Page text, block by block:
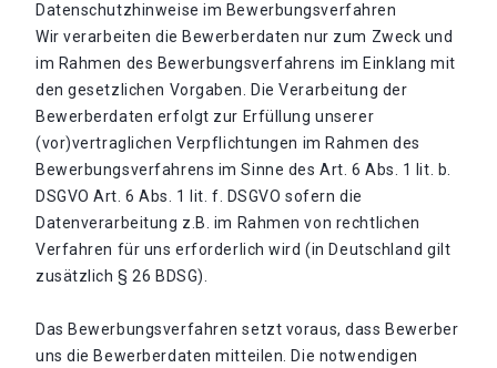
Datenschutzhinweise im Bewerbungsverfahren
Wir verarbeiten die Bewerberdaten nur zum Zweck und
im Rahmen des Bewerbungsverfahrens im Einklang mit
den gesetzlichen Vorgaben. Die Verarbeitung der
Bewerberdaten erfolgt zur Erfüllung unserer
(vor)vertraglichen Verpflichtungen im Rahmen des
Bewerbungsverfahrens im Sinne des Art. 6 Abs. 1 lit. b.
DSGVO Art. 6 Abs. 1 lit. f. DSGVO sofern die
Datenverarbeitung z.B. im Rahmen von rechtlichen
Verfahren für uns erforderlich wird (in Deutschland gilt
zusätzlich § 26 BDSG).
Das Bewerbungsverfahren setzt voraus, dass Bewerber
uns die Bewerberdaten mitteilen. Die notwendigen